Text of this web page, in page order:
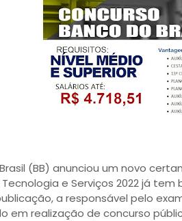
(BB) anunciou um novo
Tecnologia e Serviços 2022 já
a responsável pelo
em realização de concurso